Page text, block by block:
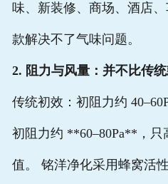
味、新装修、商场、酒店
款解决不了气味问题。
2. 阻力与风量：并不比传
传统初效：初阻力约
初阻力约 **60–80Pa**，
值。 铭洋净化采用蜂窝活